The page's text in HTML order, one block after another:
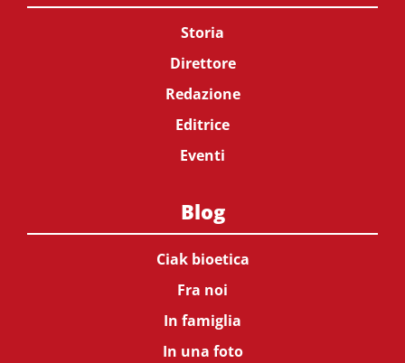
Storia
Direttore
Redazione
Editrice
Eventi
Blog
Ciak bioetica
Fra noi
In famiglia
In una foto